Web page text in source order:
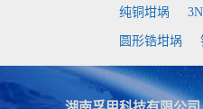
纯铜坩埚
圆形锆坩埚